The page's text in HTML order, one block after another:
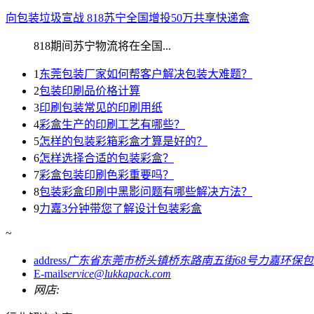
向包装垃圾宣战 818苏宁全国增投50万共享快递盒
818期间苏宁物流将在全国...
1 东莞包装厂家如何帮客户解决包装大难题？
2包装印刷品价格计算
3印刷包装常见的印刷用纸
4彩盒生产的印刷工艺有哪些？
5怎样的包装彩箱彩盒才算是好的？
6怎样选择合适的包装彩盒？
7彩盒包装印刷色彩重要吗？
8包装彩盒印刷中黑影问题有哪些解决方法？
9力嘉3分钟带您了解设计包装彩盒
~
address广东省东莞市桥头镇桥东路南五街68号力嘉环保
E-mailservice@lukkapack.com
网店: